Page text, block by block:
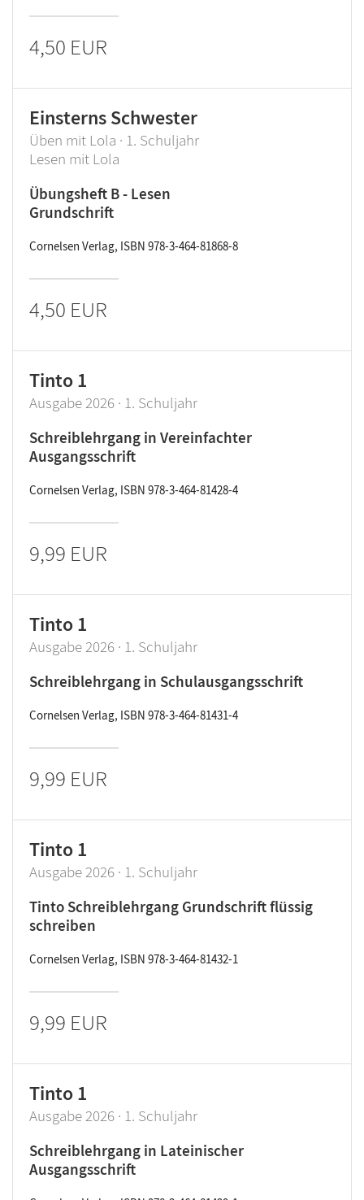
4,50 EUR
Einsterns Schwester
Üben mit Lola · 1. Schuljahr
Lesen mit Lola
Übungsheft B - Lesen
Grundschrift
Cornelsen Verlag, ISBN 978-3-464-81868-8
4,50 EUR
Tinto 1
Ausgabe 2026 · 1. Schuljahr
Schreiblehrgang in Vereinfachter
Ausgangsschrift
Cornelsen Verlag, ISBN 978-3-464-81428-4
9,99 EUR
Tinto 1
Ausgabe 2026 · 1. Schuljahr
Schreiblehrgang in Schulausgangsschrift
Cornelsen Verlag, ISBN 978-3-464-81431-4
9,99 EUR
Tinto 1
Ausgabe 2026 · 1. Schuljahr
Tinto Schreiblehrgang Grundschrift flüssig
schreiben
Cornelsen Verlag, ISBN 978-3-464-81432-1
9,99 EUR
Tinto 1
Ausgabe 2026 · 1. Schuljahr
Schreiblehrgang in Lateinischer
Ausgangsschrift